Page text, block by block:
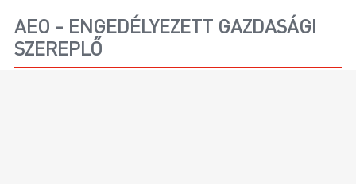
AEO - ENGEDÉLYEZETT GAZDASÁGI
SZEREPLŐ